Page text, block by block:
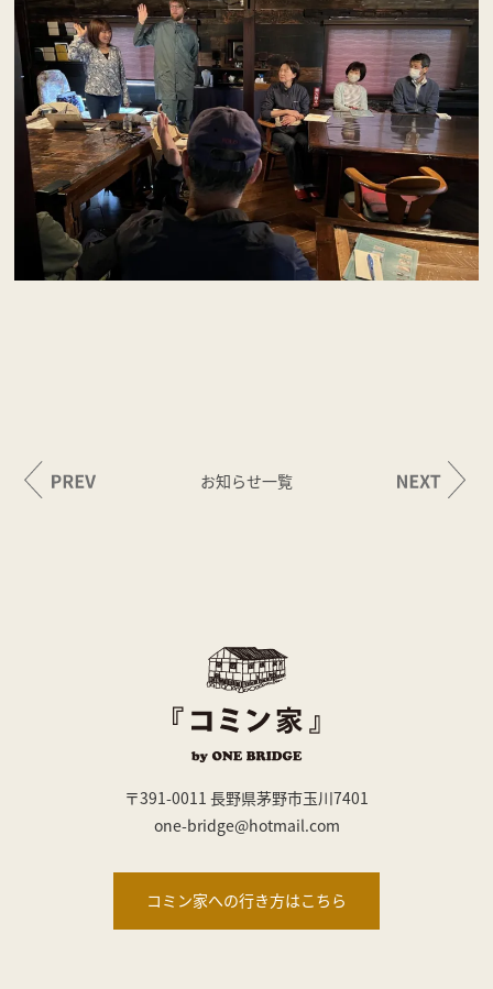
お知らせ一覧
〒391-0011 長野県茅野市玉川7401
one-bridge@hotmail.com
コミン家への行き方はこちら